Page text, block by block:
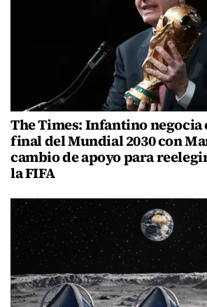
The Times: Infantino negocia
final del Mundial 2030 con
cambio de apoyo para
la FIFA